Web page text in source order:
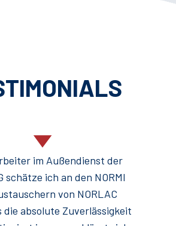
im Außendienst der
schätze ich an den NORMI
von NORLAC
die absolute Zuverlässigkeit